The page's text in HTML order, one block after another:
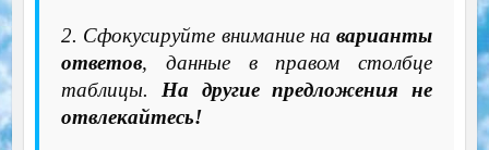
2. Сфокусируйте внимание наварианты
ответов, данные в правом столбце
таблицы. На другие предложения не
отвлекайтесь!